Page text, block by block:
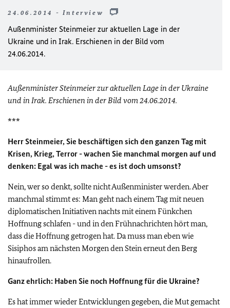
24.06.2014 - Interview
Außenminister Steinmeier zur aktuellen Lage in der
Ukraine und in Irak. Erschienen in der Bild vom
24.06.2014.
Außenminister Steinmeier zur aktuellen Lage in der Ukraine
und in Irak. Erschienen in der Bild vom 24.06.2014.
***
Herr Steinmeier, Sie beschäftigen sich den ganzen Tag mit
Krisen, Krieg, Terror - wachen Sie manchmal morgen auf und
denken: Egal was ich mache - es ist doch umsonst?
Nein, wer so denkt, sollte nicht Außenminister werden. Aber
manchmal stimmt es: Man geht nach einem Tag mit neuen
diplomatischen Initiativen nachts mit einem Fünkchen
Hoffnung schlafen - und in den Frühnachrichten hört man,
dass die Hoffnung getrogen hat. Da muss man eben wie
Sisiphos am nächsten Morgen den Stein erneut den Berg
hinaufrollen.
Ganz ehrlich: Haben Sie noch Hoffnung für die Ukraine?
Es hat immer wieder Entwicklungen gegeben, die Mut gemacht